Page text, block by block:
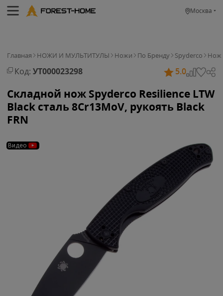
Москва
Главная НОЖИ И МУЛЬТИТУЛЫ Ножи По Бренду Spyderco Нож
Код: УТ000023298 5.0
Складной нож Spyderco Resilience LTW
Black сталь 8Cr13MoV, рукоять Black
FRN
Видео